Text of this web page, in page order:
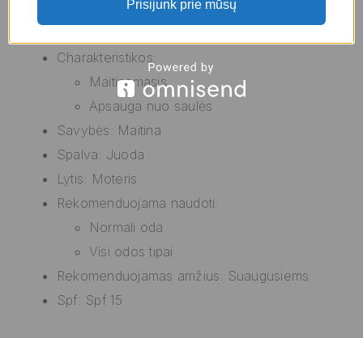
Veido kremas
Charakteristikos:
Maitinamasis
Apsauga nuo saulės
Savybės: Maitina
Spalva: Juoda
Lytis: Moteris
Rekomenduojama naudoti:
Normali oda
Visi odos tipai
Rekomenduojamas amžius: Suaugusiems
Spf: Spf 15
Prisijunk prie mūsų